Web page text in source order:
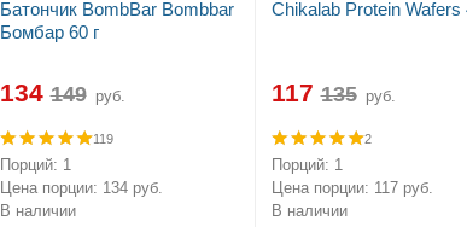
Батончик BombBar Bombbar
Бомбар 60 г
134 руб.
119
Порций: 1
Цена порции: 134 руб.
В наличии
Chikalab Protein Wafers
117 руб.
2
Порций: 1
Цена порции: 117 руб.
В наличии